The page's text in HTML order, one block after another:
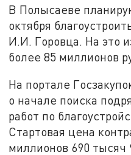
В Полысаеве
октября
И.И. Горовца. На это
более 85 миллионов
На портале
о начале поиска
работ по
Стартовая цена
миллионов 690 тысяч